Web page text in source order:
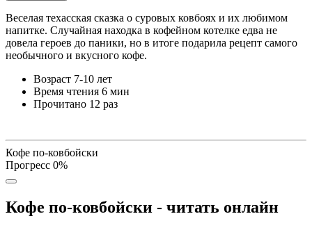
Веселая техасская сказка о суровых ковбоях и их любимом
напитке. Случайная находка в кофейном котелке едва не
довела героев до паники, но в итоге подарила рецепт самого
необычного и вкусного кофе.
Возраст 7-10 лет
Время чтения 6 мин
Прочитано 12 раз
Кофе по-ковбойски
Прогресс 0%
Кофе по-ковбойски - читать онлайн